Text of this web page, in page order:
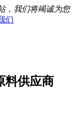
，我们将竭诚为您
们
料供应商